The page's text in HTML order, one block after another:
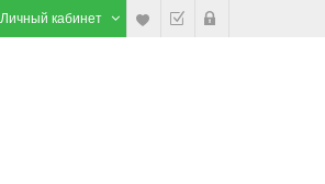
Личный кабинет